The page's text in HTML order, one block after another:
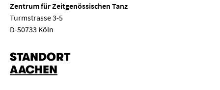
Zentrum für Zeitgenössischen Tanz
Turmstrasse 3-5
D-50733 Köln
STANDORT
AACHEN